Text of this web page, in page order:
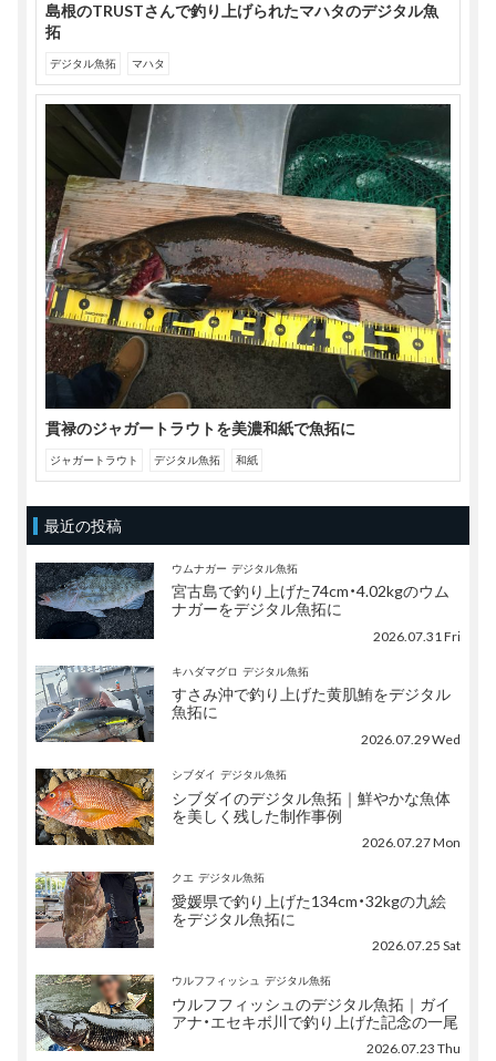
島根のTRUSTさんで釣り上げられたマハタのデジタル魚
拓
デジタル魚拓 マハタ
貫禄のジャガートラウトを美濃和紙で魚拓に
ジャガートラウト デジタル魚拓 和紙
最近の投稿
ウムナガー デジタル魚拓
宮古島で釣り上げた74cm・4.02kgのウム
ナガーをデジタル魚拓に
2026.07.31 Fri
キハダマグロ デジタル魚拓
すさみ沖で釣り上げた黄肌鮪をデジタル
魚拓に
2026.07.29 Wed
シブダイ デジタル魚拓
シブダイのデジタル魚拓｜鮮やかな魚体
を美しく残した制作事例
2026.07.27 Mon
クエ デジタル魚拓
愛媛県で釣り上げた134cm・32kgの九絵
をデジタル魚拓に
2026.07.25 Sat
ウルフフィッシュ デジタル魚拓
ウルフフィッシュのデジタル魚拓｜ガイ
アナ・エセキボ川で釣り上げた記念の一尾
2026.07.23 Thu